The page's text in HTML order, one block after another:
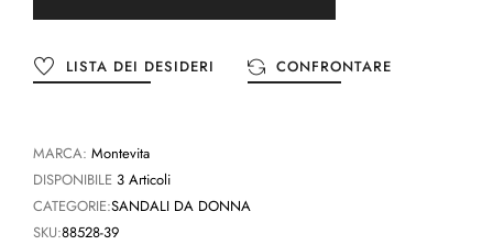
LISTA DEI DESIDERI CONFRONTARE
MARCA: Montevita
DISPONIBILE 3 Articoli
CATEGORIE:SANDALI DA DONNA
SKU:88528-39